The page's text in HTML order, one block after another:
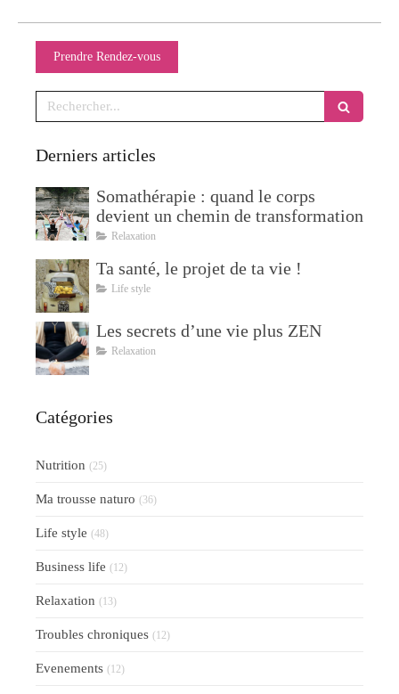
Prendre Rendez-vous
Rechercher
Derniers articles
Somathérapie : quand le corps
devient un chemin de transformation
Relaxation
Ta santé, le projet de ta vie !
Life style
Les secrets d’une vie plus ZEN
Relaxation
Catégories
Nutrition (25)
Ma trousse naturo (36)
Life style (48)
Business life (12)
Relaxation (13)
Troubles chroniques (12)
Evenements (12)